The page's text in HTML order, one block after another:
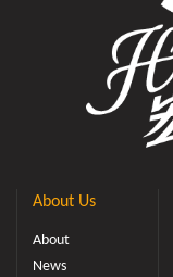
About Us
About
News